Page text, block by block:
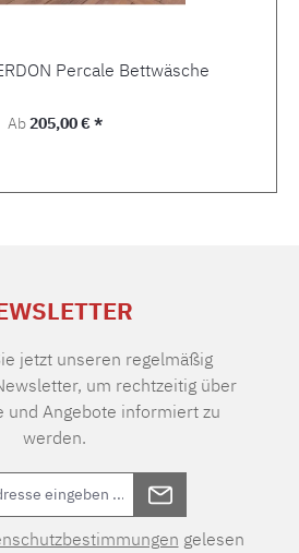
Percale Bettwäsche
Regulärer Preis:
Ab205,00 € *
jetzt unseren regelmäßig
um rechtzeitig über
und Angebote informiert zu
werden.
gelesen